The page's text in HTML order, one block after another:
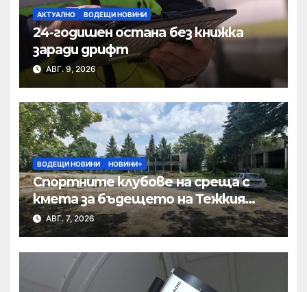
АКТУАЛНО ВОДЕЩИ НОВИНИ
24-годишен остана без книжка
заради дрифт
АВГ. 9, 2026
ВОДЕЩИ НОВИНИ НОВИНИ+
Спортните клубове на среща с
кмета за бъдещето на Тежкия
полк
АВГ. 7, 2026